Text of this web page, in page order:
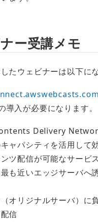
ー受講メモ
たウェビナーは以下に
導入が必要になります。
Delivery
キャパシティを活用して
ツ配信が可能なサービス
最も近いエッジサーバへ
（オリジナルサーバ）に
信